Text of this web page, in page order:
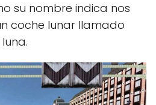
su nombre indica nos
coche lunar llamado